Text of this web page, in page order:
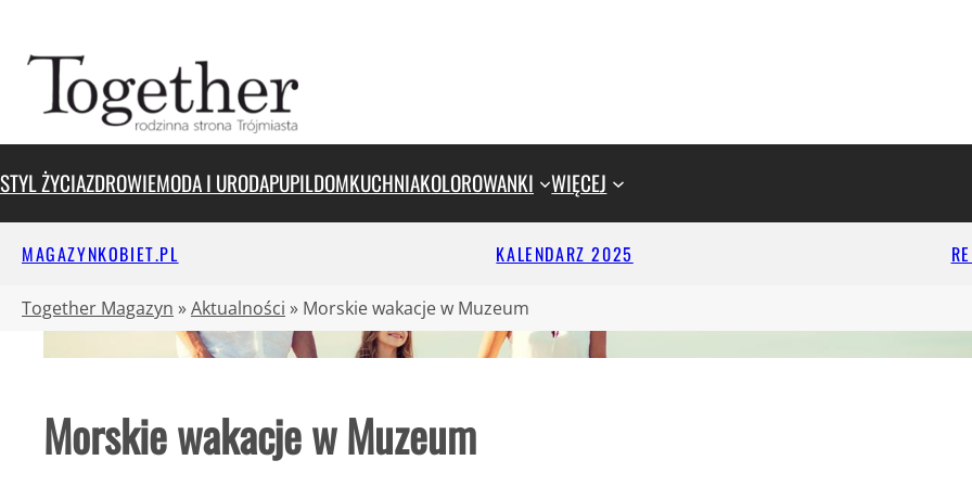
treści
STYL ŻYCIAZDROWIEMODA I URODAPUPILDOMKUCHNIAKOLOROWANKI WIĘCEJ
MAGAZYNKOBIET.PL KALENDARZ 2025
Together Magazyn »Aktualności » Morskie wakacje w Muzeum
Morskie wakacje w Muzeum